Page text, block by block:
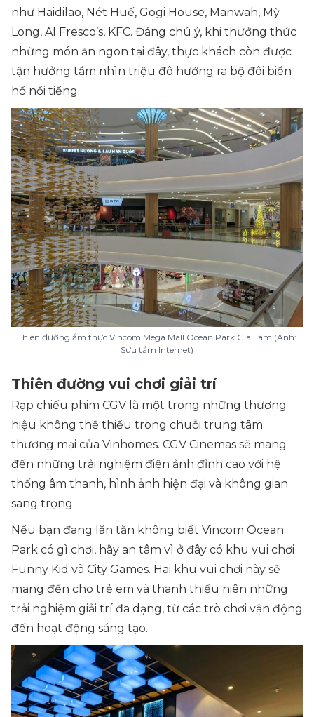
như Haidilao, Nét Huế, Gogi House, Manwah, Mỳ
Long, Al Fresco’s, KFC. Đáng chú ý, khi thưởng thức
những món ăn ngon tại đây, thực khách còn được
tận hưởng tầm nhìn triệu đô hướng ra bộ đôi biển
hồ nổi tiếng.
Thiên đường ẩm thực Vincom Mega Mall Ocean Park Gia Lâm (Ảnh:
Sưu tầm Internet)
Thiên đường vui chơi giải trí
Rạp chiếu phim CGV là một trong những thương
hiệu không thể thiếu trong chuỗi trung tâm
thương mại của Vinhomes. CGV Cinemas sẽ mang
đến những trải nghiệm điện ảnh đỉnh cao với hệ
thống âm thanh, hình ảnh hiện đại và không gian
sang trọng.
Nếu bạn đang lăn tăn không biết Vincom Ocean
Park có gì chơi, hãy an tâm vì ở đây có khu vui chơi
Funny Kid và City Games. Hai khu vui chơi này sẽ
mang đến cho trẻ em và thanh thiếu niên những
trải nghiệm giải trí đa dạng, từ các trò chơi vận động
đến hoạt động sáng tạo.